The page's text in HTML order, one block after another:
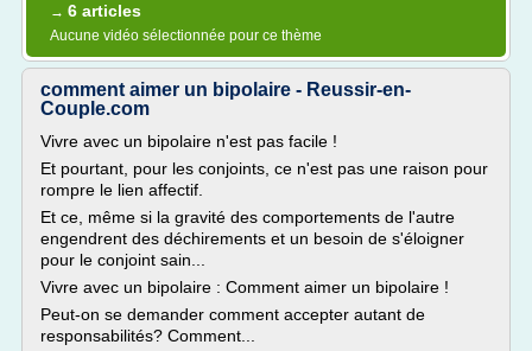
→ 6 articles
Aucune vidéo sélectionnée pour ce thème
comment aimer un bipolaire - Reussir-en-
Couple.com
Vivre avec un bipolaire n'est pas facile !
Et pourtant, pour les conjoints, ce n'est pas une raison pour
rompre le lien affectif.
Et ce, même si la gravité des comportements de l'autre
engendrent des déchirements et un besoin de s'éloigner
pour le conjoint sain...
Vivre avec un bipolaire : Comment aimer un bipolaire !
Peut-on se demander comment accepter autant de
responsabilités? Comment...